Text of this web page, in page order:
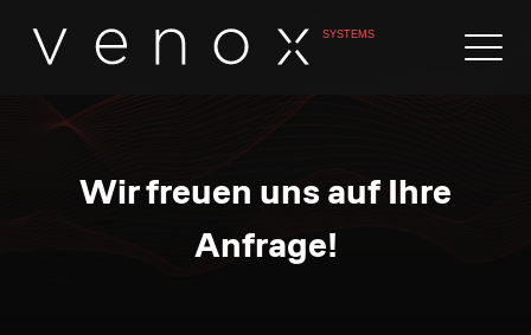
Wir freuen uns auf Ihre
Anfrage!